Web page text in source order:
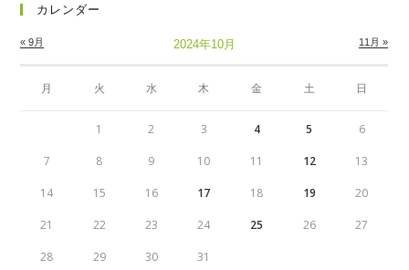
カレンダー
2024年10月
月 火 水 木 金 土 日
« 9月 11月 »
1 2 3 4 5 6
7 8 9 10 11 12 13
14 15 16 17 18 19 20
21 22 23 24 25 26 27
28 29 30 31